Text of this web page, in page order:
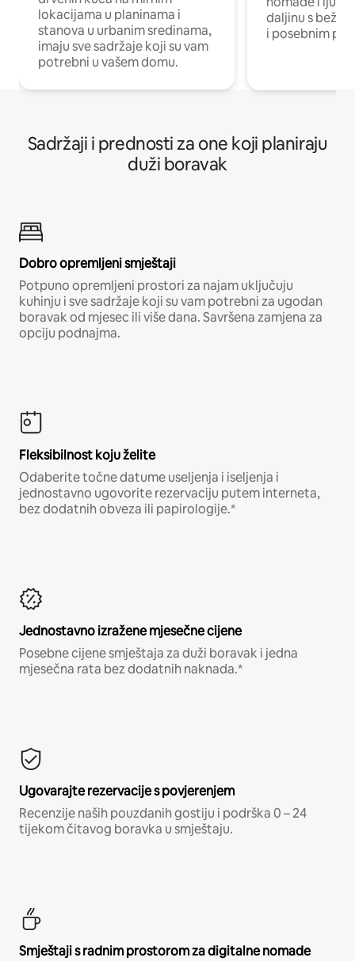
lokacijama u planinama i
stanova u urbanim sredinama,
imaju sve sadržaje koji su vam
potrebni u vašem domu.
daljinu s
i posebnim
Sadržaji i prednosti za one koji planiraju
duži boravak
Dobro opremljeni smještaji
Potpuno opremljeni prostori za najam uključuju
kuhinju i sve sadržaje koji su vam potrebni za ugodan
boravak od mjesec ili više dana. Savršena zamjena za
opciju podnajma.
Fleksibilnost koju želite
Odaberite točne datume useljenja i iseljenja i
jednostavno ugovorite rezervaciju putem interneta,
bez dodatnih obveza ili papirologije.*
Jednostavno izražene mjesečne cijene
Posebne cijene smještaja za duži boravak i jedna
mjesečna rata bez dodatnih naknada.*
Ugovarajte rezervacije s povjerenjem
Recenzije naših pouzdanih gostiju i podrška 0 – 24
tijekom čitavog boravka u smještaju.
Smještaji s radnim prostorom za digitalne nomade